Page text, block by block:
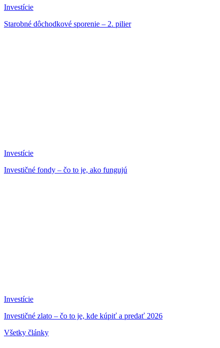
Investície
Starobné dôchodkové sporenie – 2. pilier
Investície
Investičné fondy – čo to je, ako fungujú
Investície
Investičné zlato – čo to je, kde kúpiť a predať 2026
Všetky články